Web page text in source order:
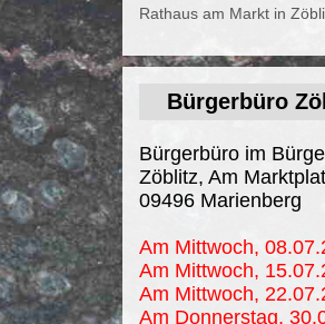
Rathaus am Markt in
Bürgerbüro
Bürgerbüro im
Zöblitz, Am
09496 Marienberg
Am Mittwoch,
Am Mittwoch,
Am Mittwoch,
Am Donnerstag,